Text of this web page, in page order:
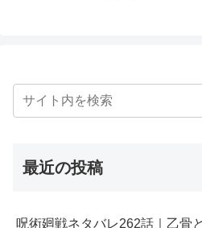
最近の投稿
呪術廻戦ネタバレ262話｜乙骨